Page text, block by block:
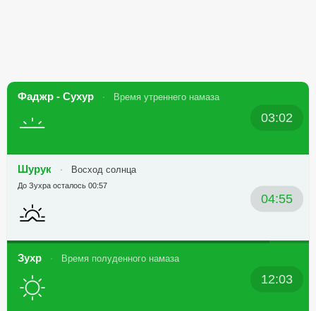
Фаджр - Сухур Время утреннего намаза
03:02
Шурук Восход солнца
04:55
До Зухра осталось 00:57
Зухр Время полуденного намаза
12:03